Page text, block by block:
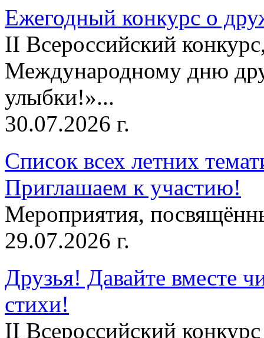
Ежегодный конкурс о
II Всероссийский
Международному дню
улыбки!»...
30.07.2026 г.
Список всех летних
Приглашаем к участию!
Мероприятия,
29.07.2026 г.
Друзья! Давайте вместе
стихи!
II Всероссийский